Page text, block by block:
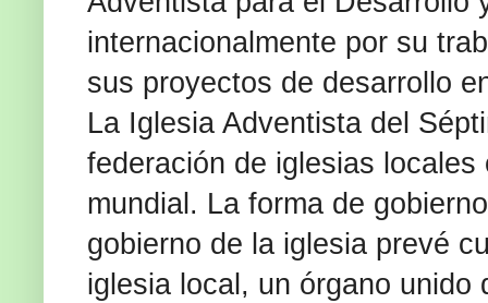
internacionalmente por su
sus proyectos de desarrollo
La Iglesia Adventista del
federación de iglesias
mundial. La forma de
gobierno de la iglesia prevé
iglesia local, un órgano